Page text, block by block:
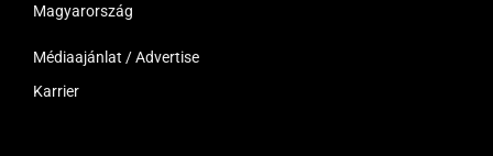
Magyarország
Médiaajánlat / Advertise
Karrier